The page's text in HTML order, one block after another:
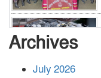
Archives
July 2026